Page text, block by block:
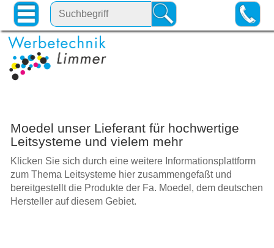
Moedel unser Lieferant für hochwertige
Leitsysteme und vielem mehr
Klicken Sie sich durch eine weitere Informationsplattform
zum Thema Leitsysteme hier zusammengefaßt und
bereitgestellt die Produkte der Fa. Moedel, dem deutschen
Hersteller auf diesem Gebiet.